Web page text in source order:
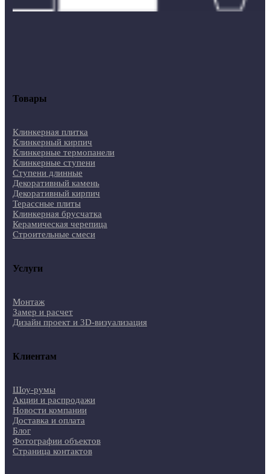
Товары
Клинкерная плитка
Клинкерный кирпич
Клинкерные термопанели
Клинкерные ступени
Ступени длинные
Декоративный камень
Декоративный кирпич
Терассные плиты
Клинкерная брусчатка
Керамическая черепица
Строительные смеси
Услуги
Монтаж
Замер и расчет
Дизайн проект и 3D-визуализация
Клиентам
Шоу-румы
Акции и распродажи
Новости компании
Доставка и оплата
Блог
Фотографии объектов
Страница контактов